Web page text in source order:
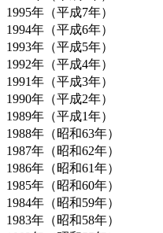
1995年（平成7年）
1994年（平成6年）
1993年（平成5年）
1992年（平成4年）
1991年（平成3年）
1990年（平成2年）
1989年（平成1年）
1988年（昭和63年）
1987年（昭和62年）
1986年（昭和61年）
1985年（昭和60年）
1984年（昭和59年）
1983年（昭和58年）